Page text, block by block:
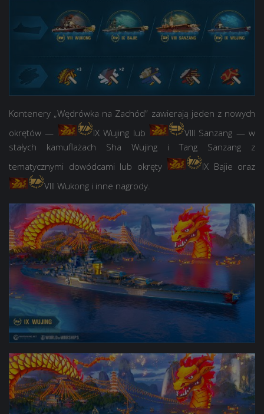
Kontenery „Wędrówka na Zachód” zawierają jeden z nowych
okrętów —
IX Wujing lub VIII Sanzang — w
stałych kamuflażach Sha Wujing i Tang Sanzang z
tematycznymi dowódcami lub okręty
IX Bajie oraz
VIII Wukong i inne nagrody.